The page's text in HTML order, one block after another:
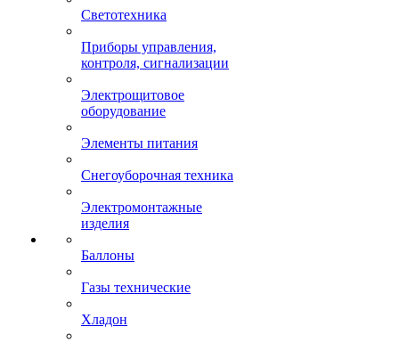
Светотехника
Приборы управления,
контроля, сигнализации
Электрощитовое
оборудование
Элементы питания
Снегоуборочная техника
Электромонтажные
изделия
Баллоны
Газы технические
Хладон